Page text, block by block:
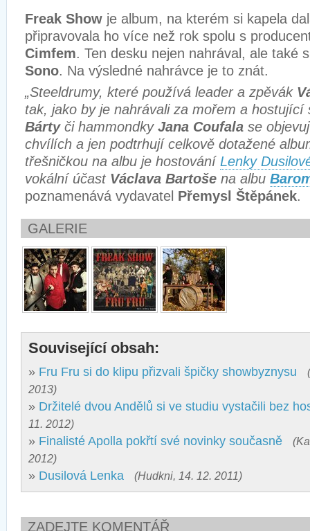
Freak Show je album, na kterém si kapela
připravovala ho více než rok spolu s
Cimfem. Ten desku nejen nahrával, ale také
Sono. Na výsledné nahrávce je to znát.
„Steeldrumy, které používá leader a zpěvák
tak, jako by je nahrávali za mořem a
Bártyči hammondky Jana Coufala se
chvílích a jen podtrhují celkově dotažené
třešničkou na albu je hostování Lenky
vokální účast Václava Bartoše na albu
poznamenává vydavatel Přemysl Štěpánek.
GALERIE
Související obsah:
» Fru Fru si do klipu přizvali špičky showbyznysu
2013)
» Držitelé dvou Andělů si ve studiu vystačili bez
11. 2012)
» Finalisté Apolla pokřtí své novinky současně
2012)
» Dusilová Lenka (Hudkni, 14. 12. 2011)
ZADEJTE KOMENTÁŘ